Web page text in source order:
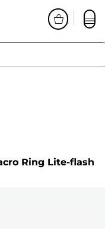
Ring Lite-flash